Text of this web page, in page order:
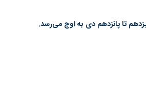
تا پانزدهم دی به اوج می‌رسد.